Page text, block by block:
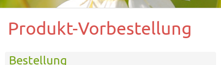
Produkt-Vorbestellung
Bestellung